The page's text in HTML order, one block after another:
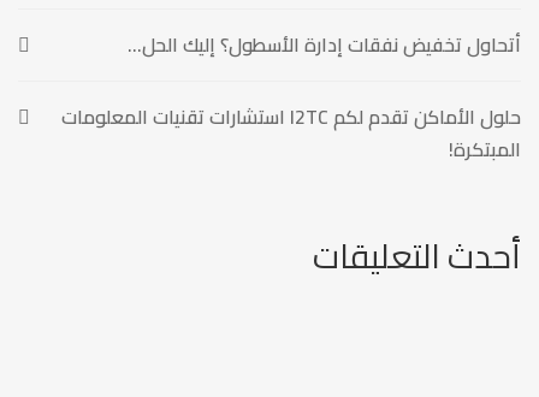
أتحاول تخفيض نفقات إدارة الأسطول؟ إليك الحل…
حلول الأماكن تقدم لكم I2TC استشارات تقنيات المعلومات
المبتكرة!
أحدث التعليقات